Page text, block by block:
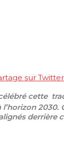
sur Twitter
cette
l’horizon 2030.
s derrière